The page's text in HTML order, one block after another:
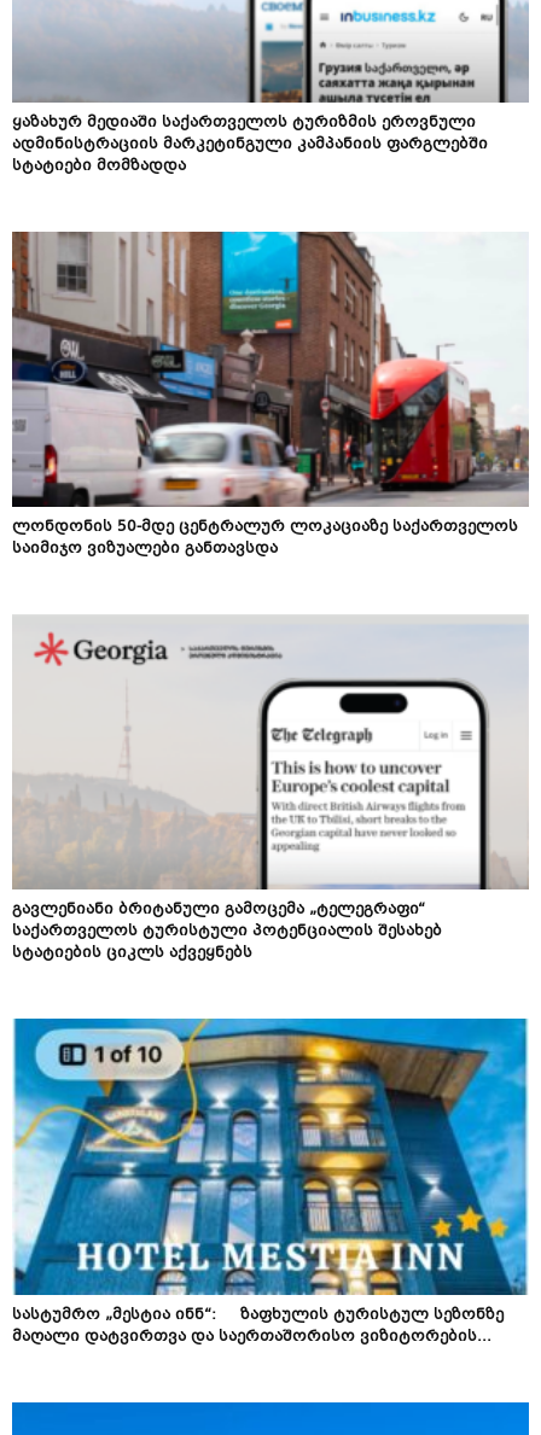
ყაზახურ მედიაში საქართველოს ტურიზმის ეროვნული
ადმინისტრაციის მარკეტინგული კამპანიის ფარგლებში
სტატიები მომზადდა
ლონდონის 50-მდე ცენტრალურ ლოკაციაზე საქართველოს
საიმიჯო ვიზუალები განთავსდა
გავლენიანი ბრიტანული გამოცემა „ტელეგრაფი“
საქართველოს ტურისტული პოტენციალის შესახებ
სტატიების ციკლს აქვეყნებს
სასტუმრო „მესტია ინნ“: ზაფხულის ტურისტულ სეზონზე
მაღალი დატვირთვა და საერთაშორისო ვიზიტორების...